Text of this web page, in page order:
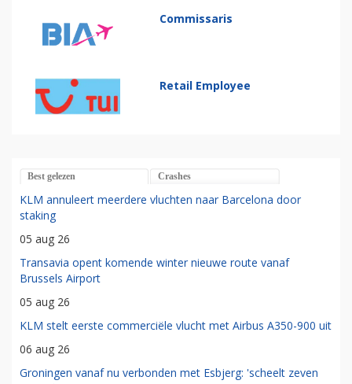
Commissaris
Retail Employee
Best gelezen Crashes
KLM annuleert meerdere vluchten naar Barcelona door
staking
05 aug 26
Transavia opent komende winter nieuwe route vanaf
Brussels Airport
05 aug 26
KLM stelt eerste commerciële vlucht met Airbus A350-900 uit
06 aug 26
Groningen vanaf nu verbonden met Esbjerg: 'scheelt zeven